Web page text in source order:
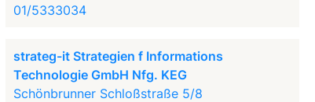
01/5333034
strateg-it Strategien f Informations
Technologie GmbH Nfg. KEG
Schönbrunner Schloßstraße 5/8